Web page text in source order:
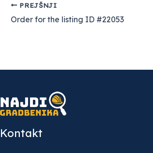
PREJŠNJI
Order for the listing ID #22053
Kontakt